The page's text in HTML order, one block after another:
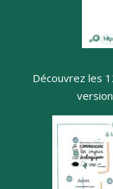
Découvrez les